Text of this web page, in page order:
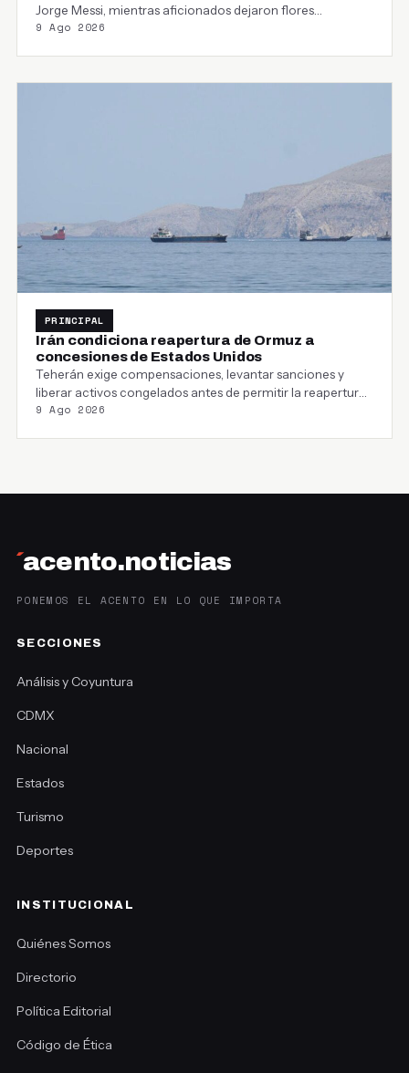
Jorge Messi, mientras aficionados dejaron flores…
9 Ago 2026
PRINCIPAL
Irán condiciona reapertura de Ormuz a
concesiones de Estados Unidos
Teherán exige compensaciones, levantar sanciones y
liberar activos congelados antes de permitir la reapertura
del estrecho…
9 Ago 2026
´acento.noticias
PONEMOS EL ACENTO EN LO QUE IMPORTA
SECCIONES
Análisis y Coyuntura
CDMX
Nacional
Estados
Turismo
Deportes
INSTITUCIONAL
Quiénes Somos
Directorio
Política Editorial
Código de Ética